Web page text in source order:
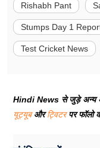
Rishabh Pant
Stumps Day 1
Test Cricket News
Hindi News से जुड़े अन्य
यूट्यूबऔरट्विटरपर फॉलो